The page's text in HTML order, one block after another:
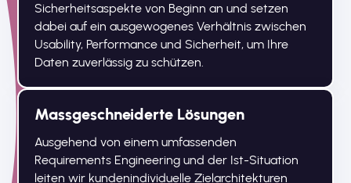
Sicherheitsaspekte von Beginn an und setzen
dabei auf ein ausgewogenes Verhältnis zwischen
Usability, Performance und Sicherheit, um Ihre
Daten zuverlässig zu schützen.
Massgeschneiderte Lösungen
Ausgehend von einem umfassenden
Requirements Engineering und der Ist-Situation
leiten wir kundenindividuelle Zielarchitekturen